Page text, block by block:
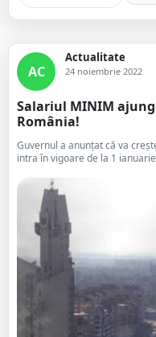
AC
Actualitate
24 noiembrie 2022
Salariul MINIM
România!
Guvernul a anunțat că va
intra în vigoare de la 1